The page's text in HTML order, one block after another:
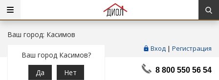
Ваш город: Касимов
Ваш город Касимов?
Да
Нет
Вход | Регистрация
8 800 550 56 54